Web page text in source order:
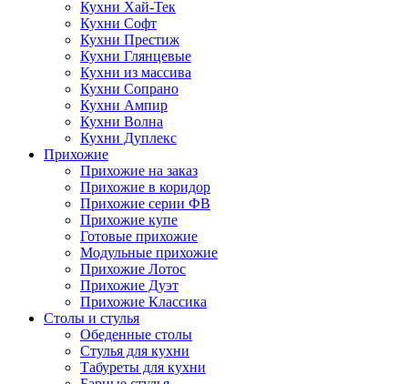
Кухни Хай-Тек
Кухни Софт
Кухни Престиж
Кухни Глянцевые
Кухни из массива
Кухни Сопрано
Кухни Ампир
Кухни Волна
Кухни Дуплекс
Прихожие
Прихожие на заказ
Прихожие в коридор
Прихожие серии ФВ
Прихожие купе
Готовые прихожие
Модульные прихожие
Прихожие Лотос
Прихожие Дуэт
Прихожие Классика
Столы и стулья
Обеденные столы
Стулья для кухни
Табуреты для кухни